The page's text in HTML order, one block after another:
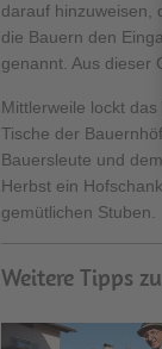
darauf hinzuweisen,
die Bauern den
genannt. Aus dieser
Mittlerweile lockt
Tische der
Bauersleute und
Herbst ein
gemütlichen Stuben.
Weitere Tipps